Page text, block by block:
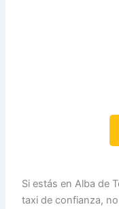
Si estás en Alba de
taxi de confianza,